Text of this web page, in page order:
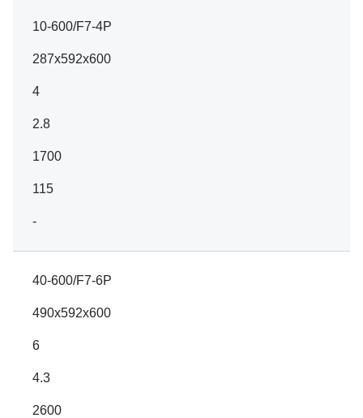
10-600/F7-4P
287x592x600
4
2.8
1700
115
-
40-600/F7-6P
490x592x600
6
4.3
2600